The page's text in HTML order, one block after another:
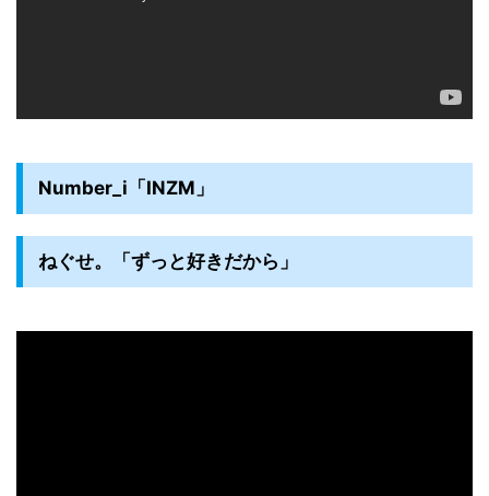
Number_i「INZM」
ねぐせ。「ずっと好きだから」